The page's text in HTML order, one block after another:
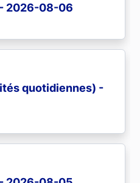
2026-08-06
quotidiennes) -